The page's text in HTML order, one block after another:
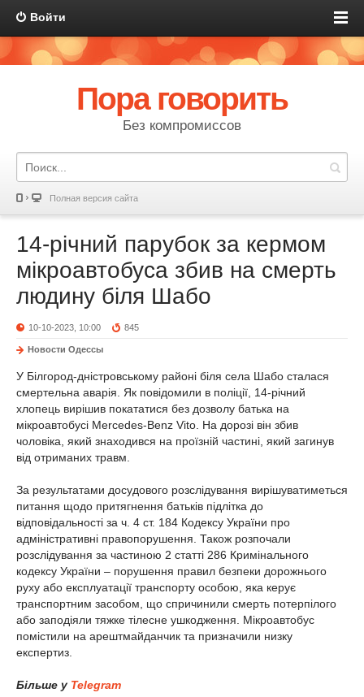
Войти
Пора говорить
Без компромиссов
Полная версия сайта
14-річний парубок за кермом
мікроавтобуса збив на смерть
людину біля Шабо
10-10-2023, 10:00 845
Новости Одессы
У Білгород-дністровському районі біля села Шабо сталася
смертельна аварія. Як повідомили в поліції, 14-річний
хлопець вирішив покататися без дозволу батька на
мікроавтобусі Mercedes-Benz Vito. На дорозі він збив
чоловіка, який знаходився на проїзній частині, який загинув
від отриманих травм.
За результатами досудового розслідування вирішуватиметься
питання щодо притягнення батьків підлітка до
відповідальності за ч. 4 ст. 184 Кодексу України про
адміністративні правопорушення. Також розпочали
розслідування за частиною 2 статті 286 Кримінального
кодексу України – порушення правил безпеки дорожнього
руху або експлуатації транспорту особою, яка керує
транспортним засобом, що спричинили смерть потерпілого
або заподіяли тяжке тілесне ушкодження. Мікроавтобус
помістили на арештмайданчик та призначили низку
експертиз.
Більше у Telegram